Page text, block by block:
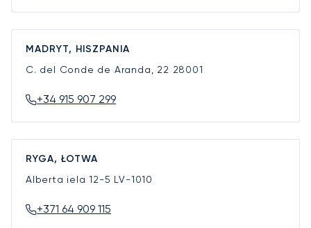
MADRYT, HISZPANIA
C. del Conde de Aranda, 22 28001
+34 915 907 299
RYGA, ŁOTWA
Alberta iela 12-5 LV-1010
+371 64 909 115